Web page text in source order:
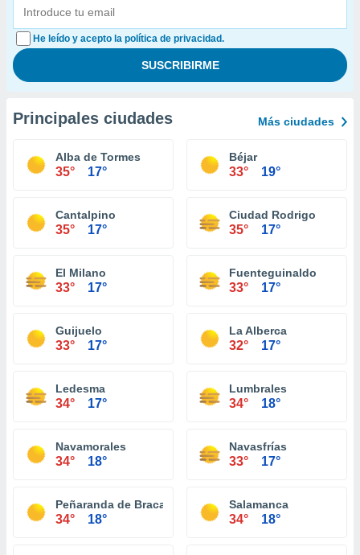
He leído y acepto la política de privacidad.
Principales ciudades Más ciudades
Alba de Tormes
35° 17°
Béjar
33° 19°
Cantalpino
35° 17°
Ciudad Rodrigo
35° 17°
El Milano
33° 17°
Fuenteguinaldo
33° 17°
Guijuelo
33° 17°
La Alberca
32° 17°
Ledesma
34° 17°
Lumbrales
34° 18°
Navamorales
34° 18°
Navasfrías
33° 17°
Peñaranda de Bracamonte
34° 18°
Salamanca
34° 18°